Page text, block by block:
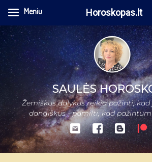
SAULĖS
Žemiškus dalykus reikia pažinti,
dangiškus - pamilti, kad pažintum
Meniu Horoskopas.lt